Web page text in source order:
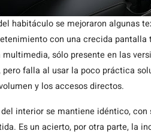
habitáculo se mejoraron algunas
con una crecida pantalla
sólo presente en las
pero falla al usar la poco práctica
y los accesos directos.
interior se mantiene idéntico,
Es un acierto, por otra parte, la